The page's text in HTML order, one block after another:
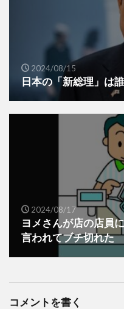
2024/08/15
日本の「新総理」は
2024/08/17
ヨメさんが店の店員
言われてブチ切れた
コメントを書く